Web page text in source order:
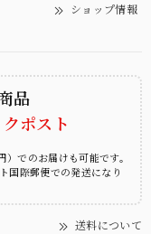
ショップ情報
品
ポスト
でのお届けも可能です。
国際郵便での発送になり
送料について